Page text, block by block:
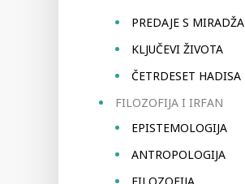
PREDAJE S MIRADŽA
KLJUČEVI ŽIVOTA
ČETRDESET HADISA
FILOZOFIJA I IRFAN
EPISTEMOLOGIJA
ANTROPOLOGIJA